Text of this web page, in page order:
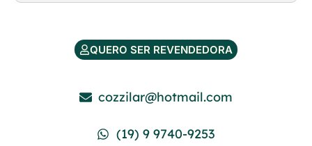
QUERO SER REVENDEDORA
cozzilar@hotmail.com
(19) 9 9740-9253